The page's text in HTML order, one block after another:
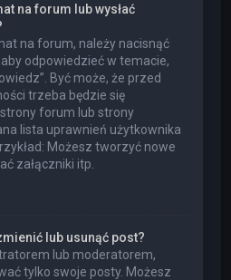
na forum lub wysłać
na forum, należy nacisnąć
odpowiedzieć w temacie,
Być może, że przed
trzeba będzie się
forum lub strony
lista uprawnień użytkownika
Możesz tworzyć nowe
załączniki itp.
lub usunąć post?
lub moderatorem,
tylko swoje posty. Możesz